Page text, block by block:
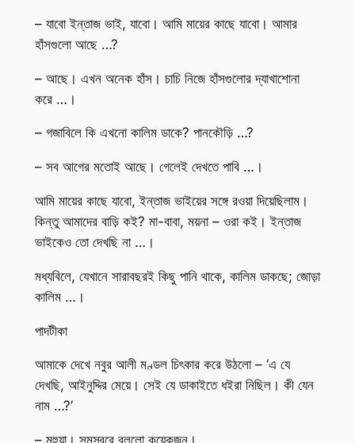
– যাবো ইন্তাজ ভাই, যাবো। আমি মায়ের কাছে যাবো। আমার
হাঁসগুলো আছে …?
– আছে। এখন অনেক হাঁস। চাচি নিজে হাঁসগুলোর দ্যাখাশোনা
করে …।
– গজাবিলে কি এখনো কালিম ডাকে? পানকৌড়ি …?
– সব আগের মতোই আছে। গেলেই দেখতে পাবি …।
আমি মায়ের কাছে যাবো, ইন্তাজ ভাইয়ের সঙ্গে রওয়া দিয়েছিলাম।
কিন্তু আমাদের বাড়ি কই? মা-বাবা, ময়না – ওরা কই। ইন্তাজ
ভাইকেও তো দেখছি না …।
মধ্যবিলে, যেখানে সারাবছরই কিছু পানি থাকে, কালিম ডাকছে; জোড়া
কালিম …।
পাদটীকা
আমাকে দেখে নবুর আলী মণ্ডল চিৎকার করে উঠলো – ‘এ যে
দেখছি, আইনুদ্দির মেয়ে। সেই যে ডাকাইতে ধইরা নিছিল। কী যেন
নাম …?’